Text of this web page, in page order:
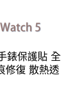
錶保護貼 全
修復 散熱透